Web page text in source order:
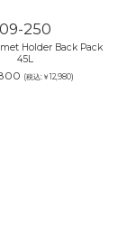
09-250
Holder Back Pack
45L
(税込:￥12,980)